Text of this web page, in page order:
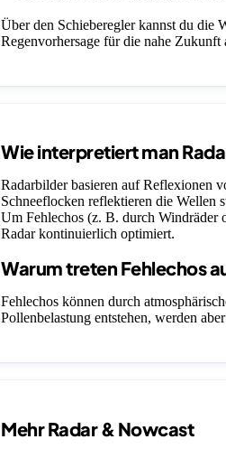
Über den Schieberegler kannst du die
Regenvorhersage für die nahe Zukunft
Wie interpretiert man
Radarbilder basieren auf Reflexionen
Schneeflocken reflektieren die Wellen
Um Fehlechos (z. B. durch
Radar kontinuierlich optimiert.
Warum treten Fehlechos
Fehlechos können durch
Pollenbelastung entstehen, werden
Mehr Radar & Nowcast